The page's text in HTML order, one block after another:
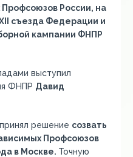
России, на
съезда Федерации и
кампании ФНПР
выступил
ФНПР Давид
решение созвать
Профсоюзов
в Москве. Точную